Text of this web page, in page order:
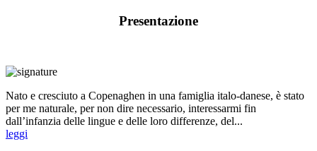
Presentazione
Nato e cresciuto a Copenaghen in una famiglia italo-danese, è stato
per me naturale, per non dire necessario, interessarmi fin
dall’infanzia delle lingue e delle loro differenze, del...
leggi